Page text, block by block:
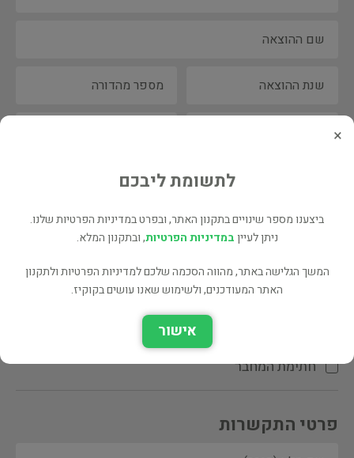
הקדשת המחבר\המתרגם
חתימת המחבר
פרטי התקשרות
×
לתשומת ליבכם
ביצענו מספר שינויים בתקנון האתר, ובפרט במדיניות הפרטיות שלנו.
ניתן לעייןבמדיניות הפרטיות, ובתקנון המלא.
המשך הגלישה באתר, מהווה הסכמה שלכם למדיניות הפרטיות ולתקנון
האתר המעודכנים, ולשימוש שאנו עושים בקוקיז.
אישור